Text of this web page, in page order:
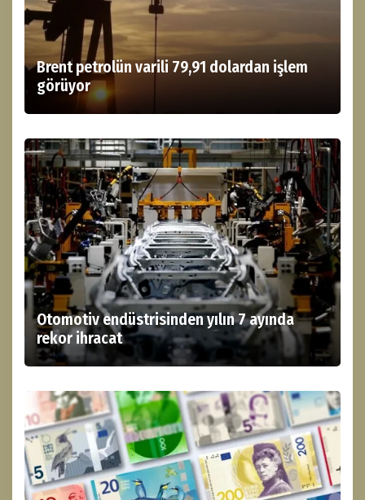
Brent petrolün varili 79,91 dolardan işlem
görüyor
Otomotiv endüstrisinden yılın 7 ayında
rekor ihracat